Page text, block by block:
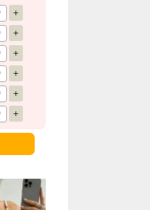
+
+
+
+
+
+